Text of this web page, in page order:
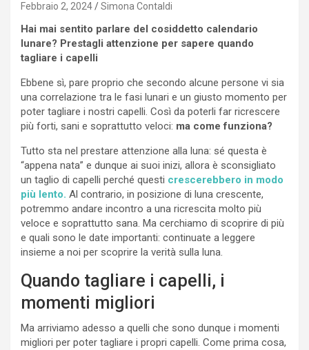
Febbraio 2, 2024 Simona Contaldi
Hai mai sentito parlare del cosiddetto calendario
lunare? Prestagli attenzione per sapere quando
tagliare i capelli
Ebbene sì, pare proprio che secondo alcune persone vi sia
una correlazione tra le fasi lunari e un giusto momento per
poter tagliare i nostri capelli. Così da poterli far ricrescere
più forti, sani e soprattutto veloci: ma come funziona?
Tutto sta nel prestare attenzione alla luna: sé questa è
“appena nata” e dunque ai suoi inizi, allora è sconsigliato
un taglio di capelli perché questi crescerebbero in modo
più lento. Al contrario, in posizione di luna crescente,
potremmo andare incontro a una ricrescita molto più
veloce e soprattutto sana. Ma cerchiamo di scoprire di più
e quali sono le date importanti: continuate a leggere
insieme a noi per scoprire la verità sulla luna.
Quando tagliare i capelli, i
momenti migliori
Ma arriviamo adesso a quelli che sono dunque i momenti
migliori per poter tagliare i propri capelli. Come prima cosa,